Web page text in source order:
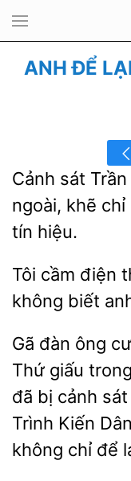
ANH ĐỂ
Cảnh sát
ngoài, khẽ
hiệu.
Tôi cầm
không biết
Gã đàn ông
Thứ
đã bị cảnh
Trình Kiến
không chỉ để